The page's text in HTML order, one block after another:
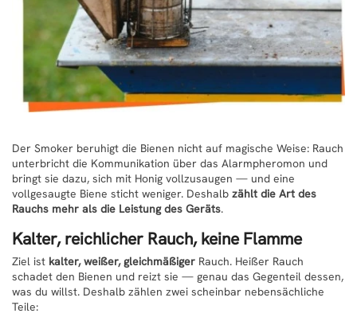
Der Smoker beruhigt die Bienen nicht auf magische Weise: Rauch
unterbricht die Kommunikation über das Alarmpheromon und
bringt sie dazu, sich mit Honig vollzusaugen — und eine
vollgesaugte Biene sticht weniger. Deshalb zählt die Art des
Rauchs mehr als die Leistung des Geräts.
Kalter, reichlicher Rauch, keine Flamme
Ziel ist kalter, weißer, gleichmäßiger Rauch. Heißer Rauch
schadet den Bienen und reizt sie — genau das Gegenteil dessen,
was du willst. Deshalb zählen zwei scheinbar nebensächliche
Teile: